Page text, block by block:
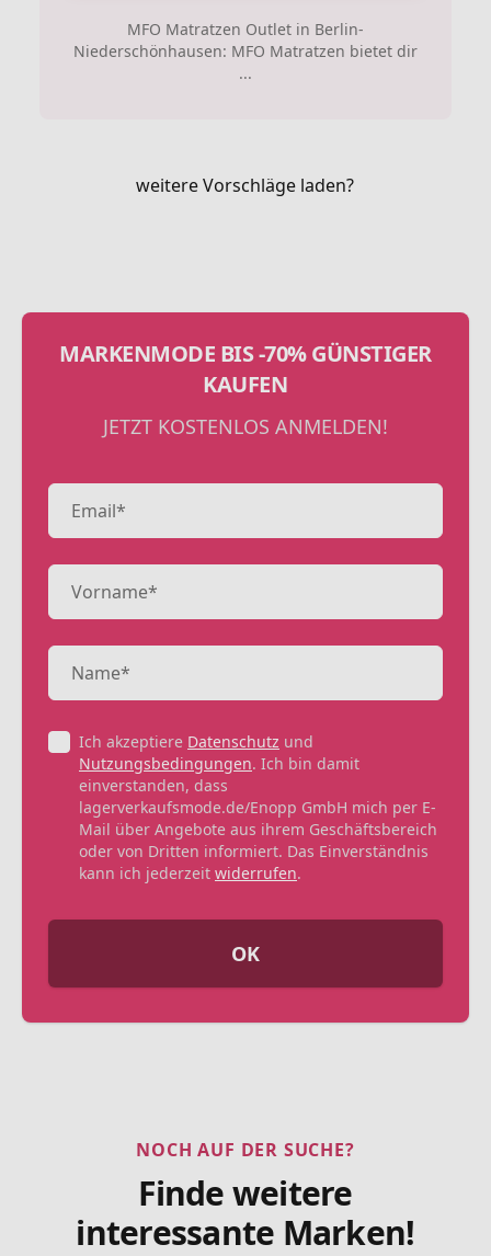
MFO Matratzen Outlet in Berlin-
Niederschönhausen: MFO Matratzen bietet dir
...
weitere Vorschläge laden?
MARKENMODE BIS -70% GÜNSTIGER
KAUFEN
JETZT KOSTENLOS ANMELDEN!
Ich akzeptiere Datenschutz und
Nutzungsbedingungen. Ich bin damit
einverstanden, dass
lagerverkaufsmode.de/Enopp GmbH mich per E-
Mail über Angebote aus ihrem Geschäftsbereich
oder von Dritten informiert. Das Einverständnis
kann ich jederzeit widerrufen.
OK
NOCH AUF DER SUCHE?
Finde weitere
interessante Marken!